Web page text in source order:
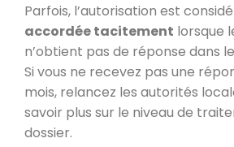
Parfois, l’autorisation est
accordée tacitement lorsque
n’obtient pas de réponse dans
Si vous ne recevez pas une
mois, relancez les autorités
savoir plus sur le niveau de
dossier.